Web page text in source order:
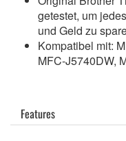
getestet, um
und Geld zu
Kompatibel mit:
MFC-J5740DW,
Features